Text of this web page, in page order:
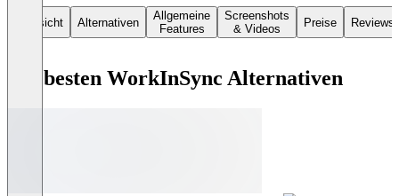
Übersicht Alternativen
Allgemeine
Features
Screenshots
& Videos
Preise Reviews
Die besten WorkInSync Alternativen